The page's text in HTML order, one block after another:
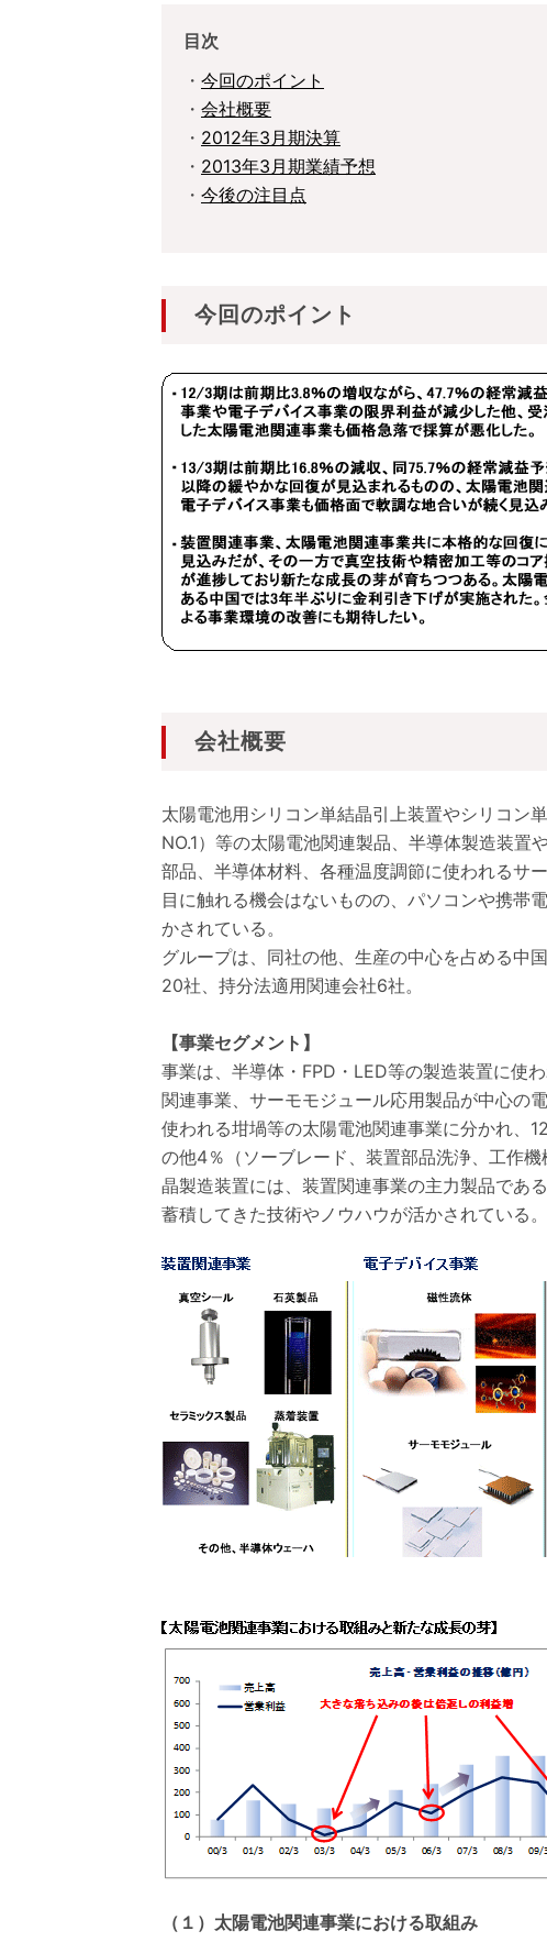
目次
・ 今回のポイント
・ 会社概要
・ 2012年3月期決算
・ 2013年3月期業績予想
・ 今後の注目点
今回のポイント
会社概要
太陽電池用シリコン単結晶引上装置やシリコン
NO.1）等の太陽電池関連製品、半導体製造装置
部品、半導体材料、各種温度調節に使われるサ
目に触れる機会はないものの、パソコンや携帯
かされている。
グループは、同社の他、生産の中心を占める中
20社、持分法適用関連会社6社。
【事業セグメント】
事業は、半導体・FPD・LED等の製造装置に使
関連事業、サーモモジュール応用製品が中心の
使われる坩堝等の太陽電池関連事業に分かれ、
の他4％（ソーブレード、装置部品洗浄、工作
晶製造装置には、装置関連事業の主力製品であ
蓄積してきた技術やノウハウが活かされている。
（１）太陽電池関連事業における取組み